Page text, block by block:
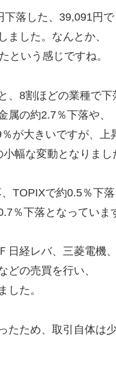
下落した、39,091円で
ました。なんとか、
という感じですね。
、8割ほどの業種で下
属の約2.7％下落や、
が大きいですが、上
幅な変動となりまし
TOPIXで約0.5％下落
％下落となっていま
日経レバ、三菱電機、
どの売買を行い、
した。
たため、取引自体は